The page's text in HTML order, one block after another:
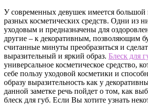
У современных девушек имеется
разных косметических средств. Одни из
уходовым и предназначены для
другие – к декоративным, позволяющим
считанные минуты преобразиться и
выразительный и яркий образ. Блеск для
универсальное косметическое средство,
себе пользу уходовой косметики и
образу выразительность как у
данной заметке речь пойдет о том, как
блеск для губ. Если Вы хотите узнать